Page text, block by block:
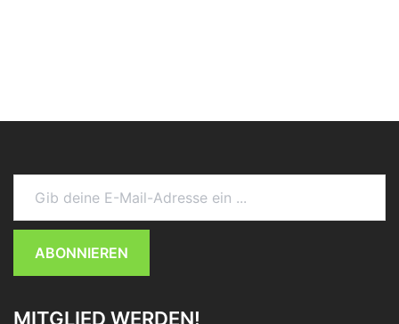
Gib deine E-Mail-Adresse ein ...
ABONNIEREN
MITGLIED WERDEN!